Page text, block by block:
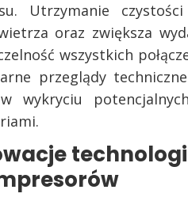
Utrzymanie
oraz zwiększa
wszystkich
przeglądy
wykryciu